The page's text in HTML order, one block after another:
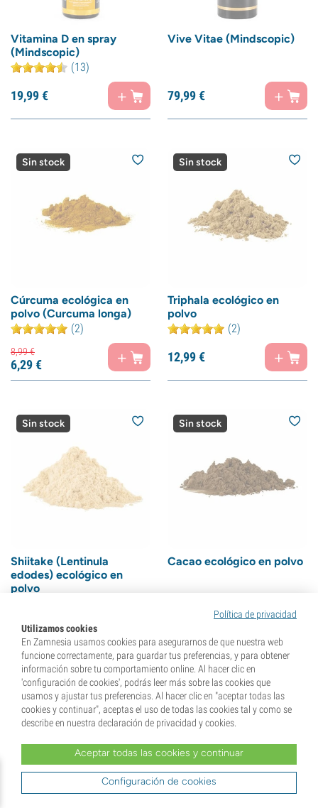
Vitamina D en spray
(Mindscopic)
(13)
19,99€
Vive Vitae (Mindscopic)
79,99€
Sin stock
Cúrcuma ecológica en
polvo (Curcuma longa)
(2)
8,99€
6,29€
Sin stock
Triphala ecológico en
polvo
(2)
12,99€
Sin stock
Shiitake (Lentinula
edodes) ecológico en
polvo
16,99€
16,14€
Sin stock
Cacao ecológico en polvo
Sin stock Sin stock
Política de privacidad
Utilizamos cookies
En Zamnesia usamos cookies para asegurarnos de que nuestra web
funcione correctamente, para guardar tus preferencias, y para obtener
información sobre tu comportamiento online. Al hacer clic en
'configuración de cookies', podrás leer más sobre las cookies que
usamos y ajustar tus preferencias. Al hacer clic en "aceptar todas las
cookies y continuar", aceptas el uso de todas las cookies tal y como se
describe en nuestra declaración de privacidad y cookies.
Aceptar todas las cookies y continuar
Configuración de cookies